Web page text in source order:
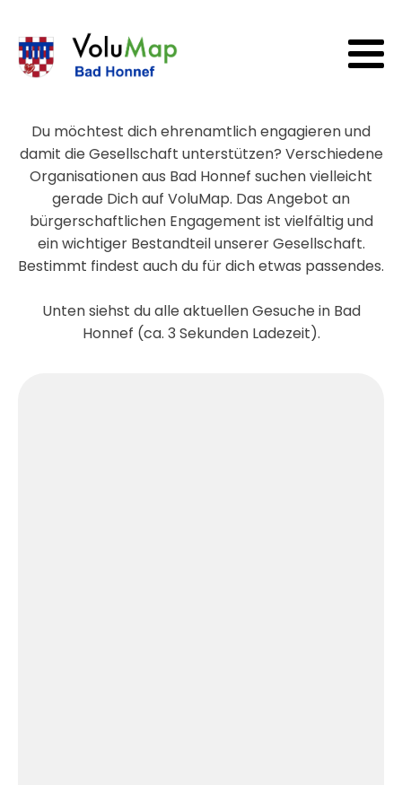
Du möchtest dich ehrenamtlich engagieren und
damit die Gesellschaft unterstützen? Verschiedene
Organisationen aus Bad Honnef suchen vielleicht
gerade Dich auf VoluMap. Das Angebot an
bürgerschaftlichen Engagement ist vielfältig und
ein wichtiger Bestandteil unserer Gesellschaft.
Bestimmt findest auch du für dich etwas passendes.
Unten siehst du alle aktuellen Gesuche in Bad
Honnef (ca. 3 Sekunden Ladezeit).